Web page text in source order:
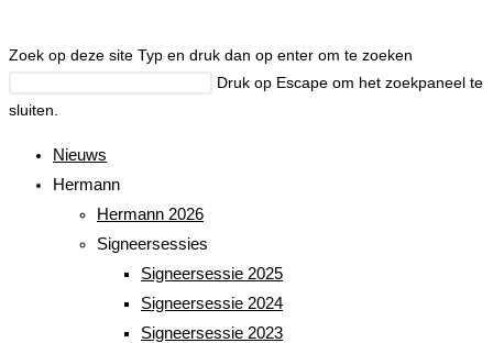
Zoek op deze site Typ en druk dan op enter om te zoeken
Druk op Escape om het zoekpaneel te
sluiten.
Nieuws
Hermann
Hermann 2026
Signeersessies
Signeersessie 2025
Signeersessie 2024
Signeersessie 2023